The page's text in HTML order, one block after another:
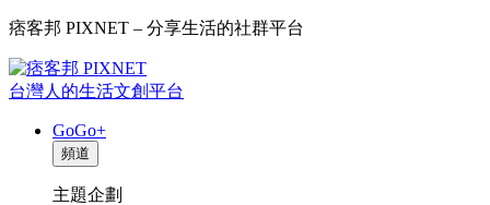
痞客邦 PIXNET – 分享生活的社群平台
台灣人的生活文創平台
GoGo+
頻道
主題企劃